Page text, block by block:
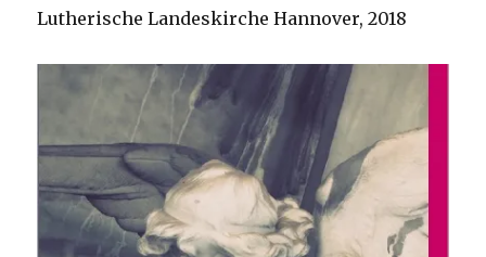
Lutherische Landeskirche Hannover, 2018